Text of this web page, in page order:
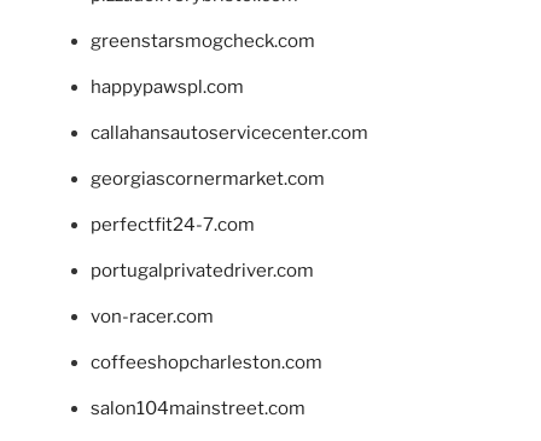
greenstarsmogcheck.com
happypawspl.com
callahansautoservicecenter.com
georgiascornermarket.com
perfectfit24-7.com
portugalprivatedriver.com
von-racer.com
coffeeshopcharleston.com
salon104mainstreet.com